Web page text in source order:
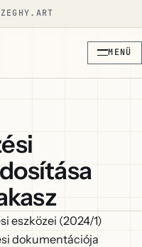
MENÜ
eszközei (2024/1)
dokumentációja